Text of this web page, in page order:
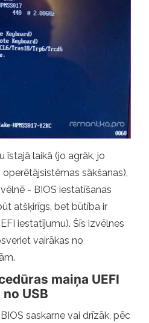
īstajā laikā (jo agrāk, jo
sākšanas),
- BIOS iestatīšanas
atšķirīgs, bet būtība ir
iestatījumu). Šīs izvēlnes
vairākas no
maiņa UEFI
USB
saskarne vai drīzāk, pēc